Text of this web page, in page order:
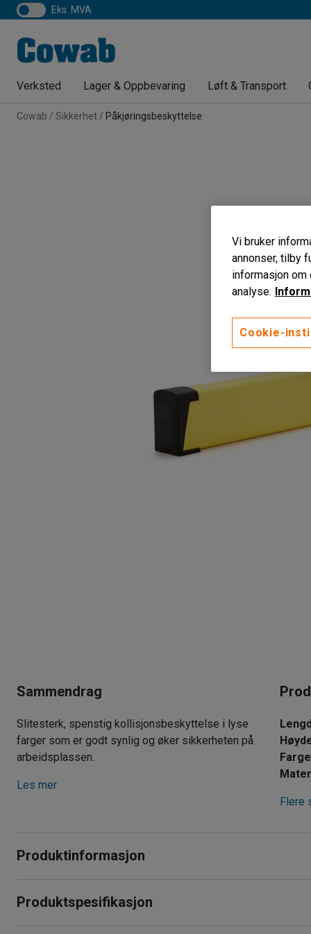
eks. MVA
Verksted Lager & Oppbevaring Løft & Transport
Cowab Sikkerhet Påkjøringsbeskyttelse
Sammendrag
Slitesterk, spenstig kollisjonsbeskyttelse i lyse
farger som er godt synlig og øker sikkerheten på
arbeidsplassen.
Les mer
Farge
Flere
Produktinformasjon
de klare fargene er beskyttelsen lett å se.
Produktspesifikasjon
Vi bruker
annonser, tilby
informasjon om
analyse.
Cookie-